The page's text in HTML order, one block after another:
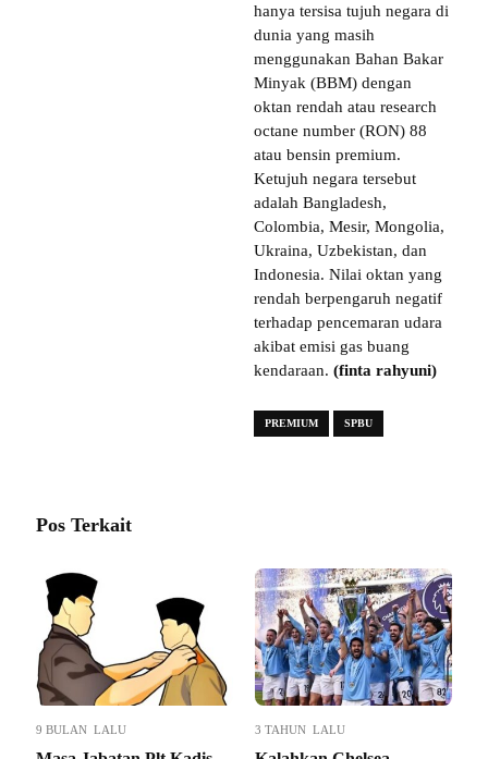
hanya tersisa tujuh negara di
dunia yang masih
menggunakan Bahan Bakar
Minyak (BBM) dengan
oktan rendah atau research
octane number (RON) 88
atau bensin premium.
Ketujuh negara tersebut
adalah Bangladesh,
Colombia, Mesir, Mongolia,
Ukraina, Uzbekistan, dan
Indonesia. Nilai oktan yang
rendah berpengaruh negatif
terhadap pencemaran udara
akibat emisi gas buang
kendaraan. (finta rahyuni)
PREMIUM SPBU
Pos Terkait
9 BULAN LALU 3 TAHUN LALU